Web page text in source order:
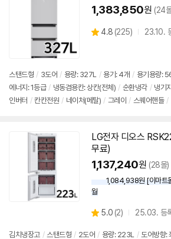
1,383,850원 (24
별
4.8 (상
뷰
225) 23.10.
스탠드형 / 3도어 / 용량: 327L / 용기: 4개 / 용기용량:
에너지: 1등급 / 냉동겸용칸: 상칸(전체) / 순환냉각 / 냉기
인버터 / 칸칸전원 / 네이처(메탈) / 그레이 / 스퀘어핸들 /
LG전자 디오스
무료)
1,137,240원 (28몰)
1,084,938원 [이마트
월
별
점
5.0 (상
2) 25.03. 등
김치 냉장고 / 스탠드형 / 2도어 / 용량: 223L / 도어방향: